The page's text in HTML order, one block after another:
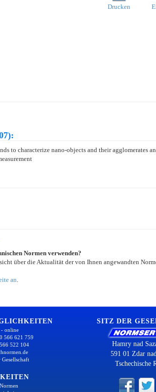
Drucken
to characterize nano-objects and their agglomerates
Normen verwenden?
über die Aktualität der von Ihnen angewandten
an.
- online
566 621 759
522 104
SITZ DER
Hamry nad
591 01 Zdar
Tschechische